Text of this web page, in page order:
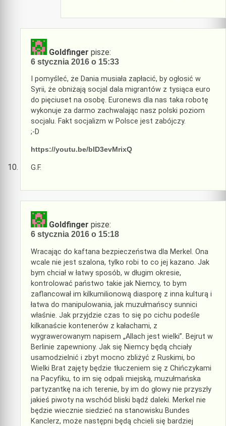
Goldfinger pisze:
6 stycznia 2016 o 15:33
I pomyśleć, że Dania musiała zapłacić, by ogłosić w
Syrii, że obniżają socjal dala migrantów z tysiąca euro
do pięciuset na osobę. Euronews dla nas taka robotę
wykonuje za darmo zachwalając nasz polski poziom
socjalu. Fakt socjalizm w Polsce jest zabójczy.
;-D
https://youtu.be/bID3evMrixQ
G.F.
Goldfinger pisze:
6 stycznia 2016 o 15:18
Wracając do kaftana bezpieczeństwa dla Merkel. Ona
wcale nie jest szalona, tylko robi to co jej kazano. Jak
bym chciał w łatwy sposób, w długim okresie,
kontrolować państwo takie jak Niemcy, to bym
zaflancował im kilkumilionową diasporę z inna kulturą i
łatwa do manipulowania, jak muzułmańscy sunnici
właśnie. Jak przyjdzie czas to się po cichu podeśle
kilkanaście kontenerów z kałachami, z
wygrawerowanym napisem „Allach jest wielki”. Bejrut w
Berlinie zapewniony. Jak się Niemcy będą chciały
usamodzielnić i zbyt mocno zbliżyć z Ruskimi, bo
Wielki Brat zajęty będzie tłuczeniem się z Chińczykami
na Pacyfiku, to im się odpali miejską, muzułmańska
partyzantkę na ich terenie, by im do głowy nie przyszły
jakieś piwoty na wschód bliski bądź daleki. Merkel nie
będzie wiecznie siedzieć na stanowisku Bundes
Kanclerz, może następni będą chcieli się bardziej